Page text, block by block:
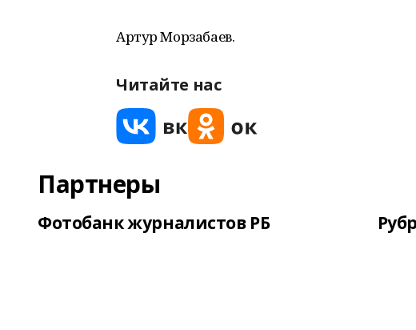
Артур Морзабаев.
Читайте нас
Партнеры
Фотобанк журналистов РБ